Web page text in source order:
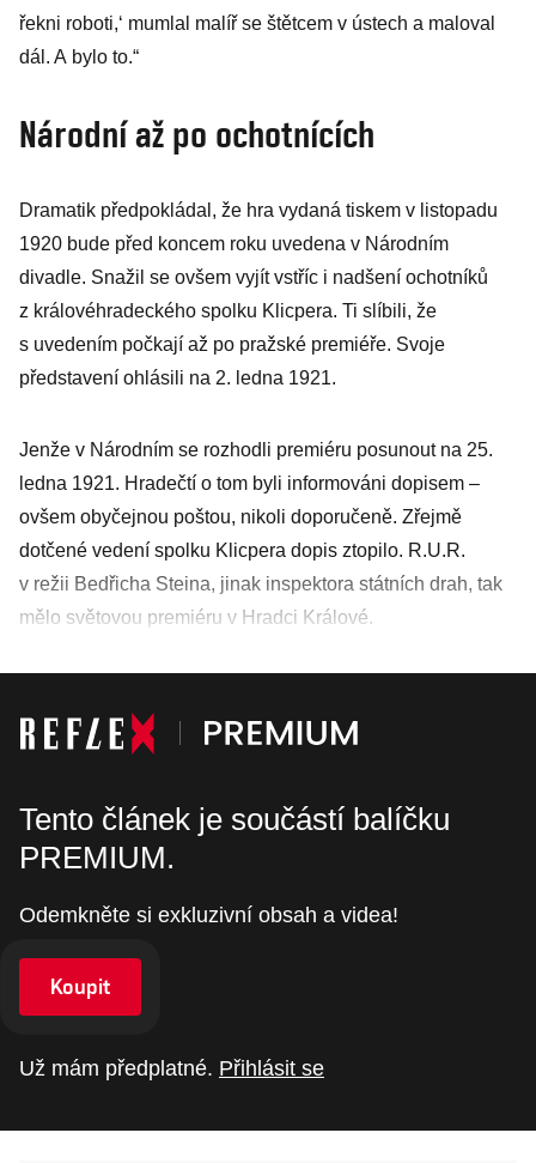
řekni roboti,‘ mumlal malíř se štětcem v ústech a maloval
dál. A bylo to.“
Národní až po ochotnících
Dramatik předpokládal, že hra vydaná tiskem v listopadu
1920 bude před koncem roku uvedena v Národním
divadle. Snažil se ovšem vyjít vstříc i nadšení ochotníků
z královéhradeckého spolku Klicpera. Ti slíbili, že
s uvedením počkají až po pražské premiéře. Svoje
představení ohlásili na 2. ledna 1921.
Jenže v Národním se rozhodli premiéru posunout na 25.
ledna 1921. Hradečtí o tom byli informováni dopisem –
ovšem obyčejnou poštou, nikoli doporučeně. Zřejmě
dotčené vedení spolku Klicpera dopis ztopilo. R.U.R.
v režii Bedřicha Steina, jinak inspektora státních drah, tak
mělo světovou premiéru v Hradci Králové.
Tento článek je součástí balíčku
PREMIUM.
Odemkněte si exkluzivní obsah a videa!
Koupit
Už mám předplatné. Přihlásit se